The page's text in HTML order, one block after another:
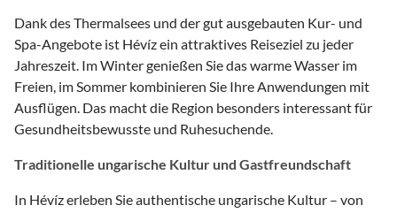
Dank des Thermalsees und der gut ausgebauten Kur- und
Spa-Angebote ist Hévíz ein attraktives Reiseziel zu jeder
Jahreszeit. Im Winter genießen Sie das warme Wasser im
Freien, im Sommer kombinieren Sie Ihre Anwendungen mit
Ausflügen. Das macht die Region besonders interessant für
Gesundheitsbewusste und Ruhesuchende.
Traditionelle ungarische Kultur und Gastfreundschaft
In Hévíz erleben Sie authentische ungarische Kultur – von